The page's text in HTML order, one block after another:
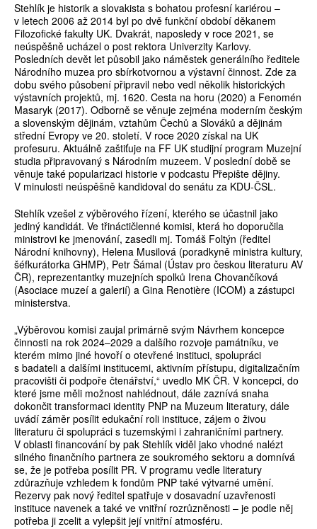
Stehlík je historik a slovakista s bohatou profesní kariérou –
v letech 2006 až 2014 byl po dvě funkční období děkanem
Filozofické fakulty UK. Dvakrát, naposledy v roce 2021, se
neúspěšně ucházel o post rektora Univerzity Karlovy.
Posledních devět let působil jako náměstek generálního ředitele
Národního muzea pro sbírkotvornou a výstavní činnost. Zde za
dobu svého působení připravil nebo vedl několik historických
výstavních projektů, mj. 1620. Cesta na horu (2020) a Fenomén
Masaryk (2017). Odborně se věnuje zejména moderním českým
a slovenským dějinám, vztahům Čechů a Slováků a dějinám
střední Evropy ve 20. století. V roce 2020 získal na UK
profesuru. Aktuálně zaštiťuje na FF UK studijní program Muzejní
studia připravovaný s Národním muzeem. V poslední době se
věnuje také popularizaci historie v podcastu Přepište dějiny.
V minulosti neúspěšně kandidoval do senátu za KDU-ČSL.
Stehlík vzešel z výběrového řízení, kterého se účastnil jako
jediný kandidát. Ve třináctičlenné komisi, která ho doporučila
ministrovi ke jmenování, zasedli mj. Tomáš Foltýn (ředitel
Národní knihovny), Helena Musilová (poradkyně ministra kultury,
šéfkurátorka GHMP), Petr Šámal (Ústav pro českou literaturu AV
ČR), reprezentantky muzejních spolků Irena Chovančíková
(Asociace muzeí a galerií) a Gina Renotière (ICOM) a zástupci
ministerstva.
„Výběrovou komisi zaujal primárně svým Návrhem koncepce
činnosti na rok ­2024–2029 a dalšího rozvoje památníku, ve
kterém mimo jiné hovoří o otevřené instituci, spolupráci
s badateli a dalšími institucemi, aktivním přístupu, digitalizačním
pracovišti či podpoře čtenářství,“ uvedlo MK ČR. V koncepci, do
které jsme měli možnost nahlédnout, dále zaznívá snaha
dokončit transformaci identity PNP na Muzeum literatury, dále
uvádí záměr posílit edukační roli instituce, zájem o živou
literaturu či spolupráci s tuzemskými i zahraničními partnery.
V oblasti financování by pak Stehlík viděl jako vhodné nalézt
silného finančního partnera ze soukromého sektoru a domnívá
se, že je potřeba posílit PR. V programu vedle literatury
zdůrazňuje vzhledem k fondům PNP také výtvarné umění.
Rezervy pak nový ředitel spatřuje v dosavadní uzavřenosti
instituce navenek a také ve vnitřní rozrůzněnosti – je podle něj
potřeba ji zcelit a vylepšit její vnitřní atmosféru.